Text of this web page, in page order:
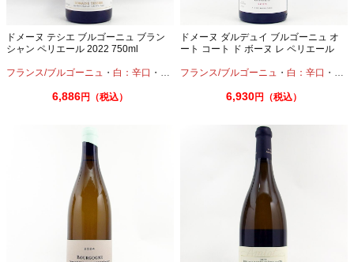
ドメーヌ テシエ ブルゴーニュ ブラン
シャン ペリエール 2022 750ml
フランス/ブルゴーニュ ・ 白：辛口 ・ シャルドネ
6,886円（税込）
ドメーヌ ダルデュイ ブルゴーニュ オ
ート コート ド ボーヌ レ ペリエール
フランス/ブルゴーニュ ・ 白：辛口 ・
6,930円（税込）